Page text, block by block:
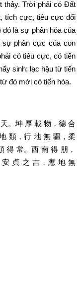
thảy. Trời phải có Đất
tích cực, tiêu cực đối
đó là sự phân hóa của
sự phân cực của con
có tiêu cực, có tiến
sinh; lạc hậu từ tiến
đó mới có tiến hóa.
天。坤 厚 載 物，德 合
類，行 地 無 疆，柔
得 常。西 南 得 朋，
安 貞 之 吉，應 地 無